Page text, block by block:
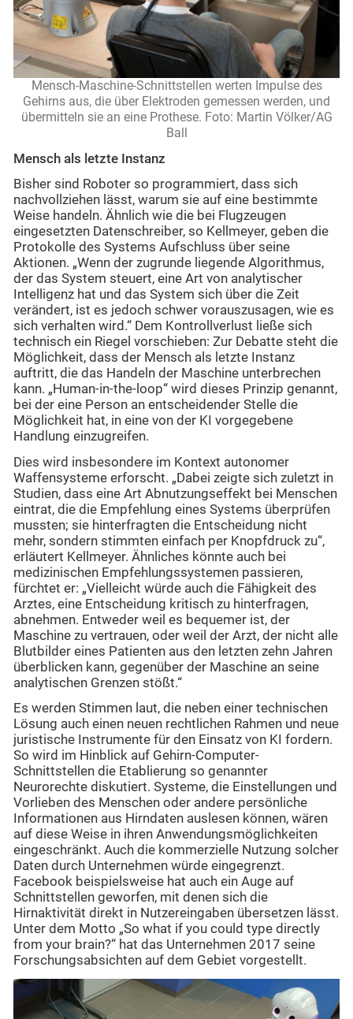
Mensch-Maschine-Schnittstellen werten Impulse des
Gehirns aus, die über Elektroden gemessen werden, und
übermitteln sie an eine Prothese. Foto: Martin Völker/AG
Ball
Mensch als letzte Instanz
Bisher sind Roboter so programmiert, dass sich
nachvollziehen lässt, warum sie auf eine bestimmte
Weise handeln. Ähnlich wie die bei Flugzeugen
eingesetzten Datenschreiber, so Kellmeyer, geben die
Protokolle des Systems Aufschluss über seine
Aktionen. „Wenn der zugrunde liegende Algorithmus,
der das System steuert, eine Art von analytischer
Intelligenz hat und das System sich über die Zeit
verändert, ist es jedoch schwer vorauszusagen, wie es
sich verhalten wird.“ Dem Kontrollverlust ließe sich
technisch ein Riegel vorschieben: Zur Debatte steht die
Möglichkeit, dass der Mensch als letzte Instanz
auftritt, die das Handeln der Maschine unterbrechen
kann. „Human-in-the-loop“ wird dieses Prinzip genannt,
bei der eine Person an entscheidender Stelle die
Möglichkeit hat, in eine von der KI vorgegebene
Handlung einzugreifen.
Dies wird insbesondere im Kontext autonomer
Waffensysteme erforscht. „Dabei zeigte sich zuletzt in
Studien, dass eine Art Abnutzungseffekt bei Menschen
eintrat, die die Empfehlung eines Systems überprüfen
mussten; sie hinterfragten die Entscheidung nicht
mehr, sondern stimmten einfach per Knopfdruck zu“,
erläutert Kellmeyer. Ähnliches könnte auch bei
medizinischen Empfehlungssystemen passieren,
fürchtet er: „Vielleicht würde auch die Fähigkeit des
Arztes, eine Entscheidung kritisch zu hinterfragen,
abnehmen. Entweder weil es bequemer ist, der
Maschine zu vertrauen, oder weil der Arzt, der nicht alle
Blutbilder eines Patienten aus den letzten zehn Jahren
überblicken kann, gegenüber der Maschine an seine
analytischen Grenzen stößt.“
Es werden Stimmen laut, die neben einer technischen
Lösung auch einen neuen rechtlichen Rahmen und neue
juristische Instrumente für den Einsatz von KI fordern.
So wird im Hinblick auf Gehirn-Computer-
Schnittstellen die Etablierung so genannter
Neurorechte diskutiert. Systeme, die Einstellungen und
Vorlieben des Menschen oder andere persönliche
Informationen aus Hirndaten auslesen können, wären
auf diese Weise in ihren Anwendungsmöglichkeiten
eingeschränkt. Auch die kommerzielle Nutzung solcher
Daten durch Unternehmen würde eingegrenzt.
Facebook beispielsweise hat auch ein Auge auf
Schnittstellen geworfen, mit denen sich die
Hirnaktivität direkt in Nutzereingaben übersetzen lässt.
Unter dem Motto „So what if you could type directly
from your brain?“ hat das Unternehmen 2017 seine
Forschungsabsichten auf dem Gebiet vorgestellt.